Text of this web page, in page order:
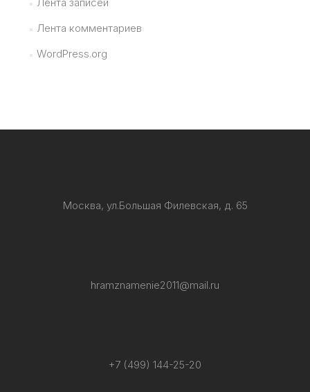
Лента комментариев
WordPress.org
Москва, ул.Большая Филевская, д. 65
hramznamenie2011@mail.ru
+7 (499) 144-25-20